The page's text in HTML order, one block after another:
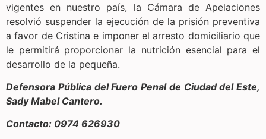
vigentes en nuestro país, la Cámara de Apelaciones
resolvió suspender la ejecución de la prisión preventiva
a favor de Cristina e imponer el arresto domiciliario que
le permitirá proporcionar la nutrición esencial para el
desarrollo de la pequeña.
Defensora Pública del Fuero Penal de Ciudad del Este,
Sady Mabel Cantero.
Contacto: 0974 626930